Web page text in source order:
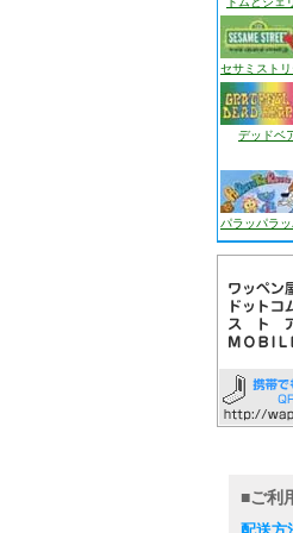
セサミストリ
デッドベ
パラッパラ
■ご利